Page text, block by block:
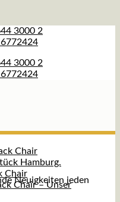
3000 2
3000 2
Neuigkeiten jeden
Chair
Hamburg.
Chair
Chair – Unser